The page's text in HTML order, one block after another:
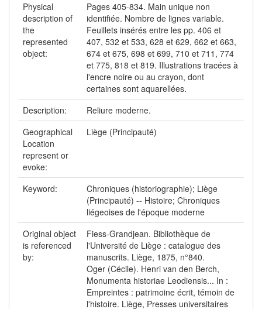
Physical
description of
the
represented
object:
Pages 405-834. Main unique non
identifiée. Nombre de lignes variable.
Feuillets insérés entre les pp. 406 et
407, 532 et 533, 628 et 629, 662 et 663,
674 et 675, 698 et 699, 710 et 711, 774
et 775, 818 et 819. Illustrations tracées à
l'encre noire ou au crayon, dont
certaines sont aquarellées.
Description:
Reliure moderne.
Geographical
Location
represent or
evoke:
Liège (Principauté)
Keyword:
Chroniques (historiographie); Liège
(Principauté) -- Histoire; Chroniques
liégeoises de l'époque moderne
Original object
is referenced
by:
Fiess-Grandjean. Bibliothèque de
l'Université de Liège : catalogue des
manuscrits. Liège, 1875, n°840.
Oger (Cécile). Henri van den Berch,
Monumenta historiae Leodiensis... In :
Empreintes : patrimoine écrit, témoin de
l'histoire. Liège, Presses universitaires